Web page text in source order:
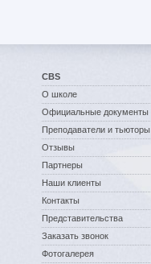
CBS
О школе
Официальные документы
Преподаватели и тьюторы
Отзывы
Партнеры
Наши клиенты
Контакты
Представительства
Заказать звонок
Фотогалерея